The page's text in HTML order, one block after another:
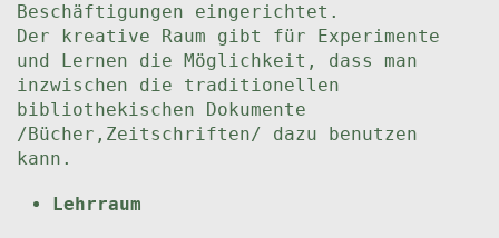
Beschäftigungen eingerichtet.
Der kreative Raum gibt für Experimente
und Lernen die Möglichkeit, dass man
inzwischen die traditionellen
bibliothekischen Dokumente
/Bücher,Zeitschriften/ dazu benutzen
kann.
Lehrraum